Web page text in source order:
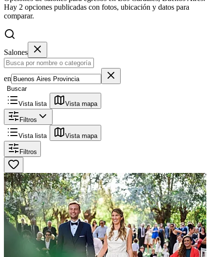
Hay 2 opciones publicadas con fotos, ubicación y datos para
comparar.
Salones
en
Buscar
Vista lista Vista mapa
Filtros
Vista lista Vista mapa
Filtros